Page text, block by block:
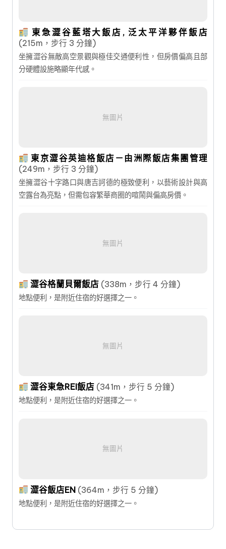
東急澀谷藍塔大飯店, 泛太平洋夥伴飯店
(215m，步行 3 分鐘)
坐擁澀谷無敵高空景觀與極佳交通便利性，但房價偏高且部
分硬體設施略顯年代感。
無圖片
東京澀谷英迪格飯店－由洲際飯店集團管理
(249m，步行 3 分鐘)
坐擁澀谷十字路口與唐吉訶德的極致便利，以藝術設計與高
空露台為亮點，但需包容繁華商圈的喧鬧與偏高房價。
無圖片
澀谷格蘭貝爾飯店 (338m，步行 4 分鐘)
地點便利，是附近住宿的好選擇之一。
無圖片
澀谷東急REI飯店 (341m，步行 5 分鐘)
地點便利，是附近住宿的好選擇之一。
無圖片
澀谷飯店EN (364m，步行 5 分鐘)
地點便利，是附近住宿的好選擇之一。